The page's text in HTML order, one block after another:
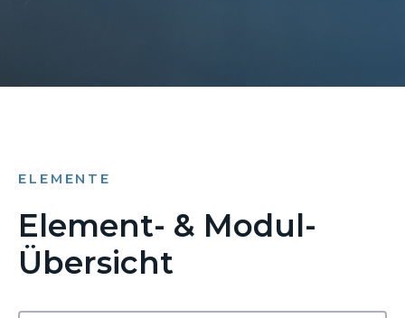
ELEMENTE
Element- & Modul-
Übersicht